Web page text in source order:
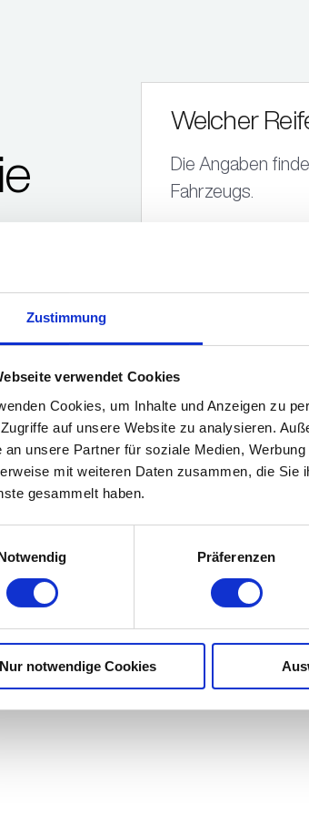
Zustimmung
verwendet Cookies
Cookies, um Inhalte und Anzeigen zu
auf unsere Website zu analysieren.
an unsere Partner für soziale Medien,
mit weiteren Daten zusammen, die
gesammelt haben.
Präferenzen
Nur notwendige Cookies
rund um
–
Welcher
Die Angaben
Fahrzeugs.
Was
Wie reinige